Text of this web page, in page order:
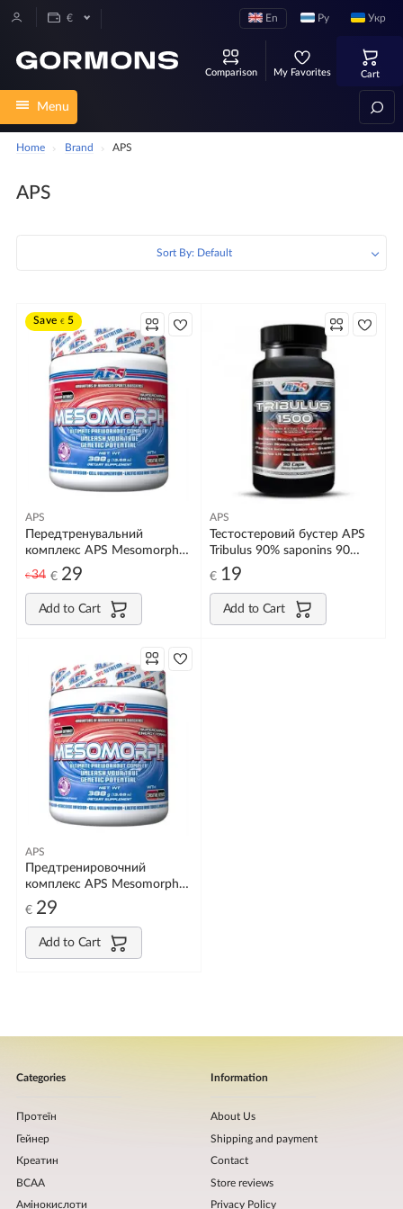
€ Укр
Ру
En
Comparison My Favorites Cart
Menu
Home Brand APS
APS
Sort By: Default
Save € 5
APS
Передтренувальний
комплекс APS Mesomorph
v.4 з геранню 388g
€34 € 29
Add to Cart
APS
Тестостеровий бустер APS
Tribulus 90% saponins 90
caps
€ 19
Add to Cart
APS
Предтренировочний
комплекс APS Mesomorph
v.3 388g
€ 29
Add to Cart
Categories
Протеїн
Гейнер
Креатин
BCAA
Амінокислоти
Information
About Us
Shipping and payment
Contact
Store reviews
Privacy Policy